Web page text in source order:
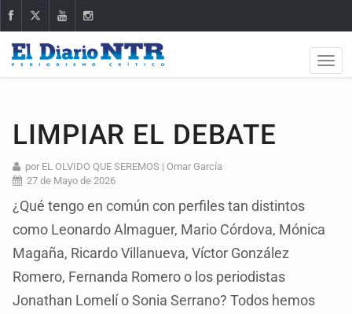
LIMPIAR EL DEBATE
por EL OLVIDO QUE SEREMOS | Omar García
27 de Mayo de 2026
¿Qué tengo en común con perfiles tan distintos
como Leonardo Almaguer, Mario Córdova, Mónica
Magaña, Ricardo Villanueva, Víctor González
Romero, Fernanda Romero o los periodistas
Jonathan Lomelí o Sonia Serrano? Todos hemos